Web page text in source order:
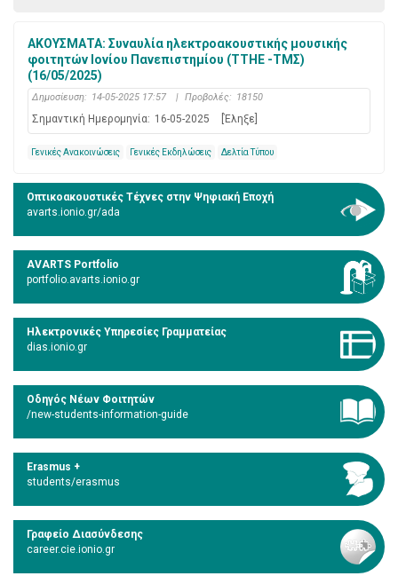
ΑΚΟΥΣΜΑΤΑ: Συναυλία ηλεκτροακουστικής μουσικής
φοιτητών Ιονίου Πανεπιστημίου (ΤΤΗΕ -ΤΜΣ)
(16/05/2025)
Δημοσίευση: 14-05-2025 17:57 | Προβολές: 18150
Σημαντική Ημερομηνία: 16-05-2025 [Έληξε]
Γενικές Ανακοινώσεις Γενικές Εκδηλώσεις Δελτία Τύπου
Οπτικοακουστικές Τέχνες στην Ψηφιακή Εποχή
avarts.ionio.gr/ada
AVARTS Portfolio
portfolio.avarts.ionio.gr
Ηλεκτρονικές Υπηρεσίες Γραμματείας
dias.ionio.gr
Οδηγός Νέων Φοιτητών
/new-students-information-guide
Erasmus +
students/erasmus
Γραφείο Διασύνδεσης
career.cie.ionio.gr